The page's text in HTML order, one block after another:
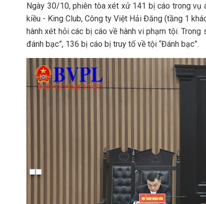
Ngày 30/10, phiên tòa xét xử 141 bị cáo trong vụ
kiều - King Club, Công ty Việt Hải Đăng (tầng 1
hành xét hỏi các bị cáo về hành vi phạm tội.
đánh bạc”, 136 bị cáo bị truy tố về tội “Đánh bạc”.